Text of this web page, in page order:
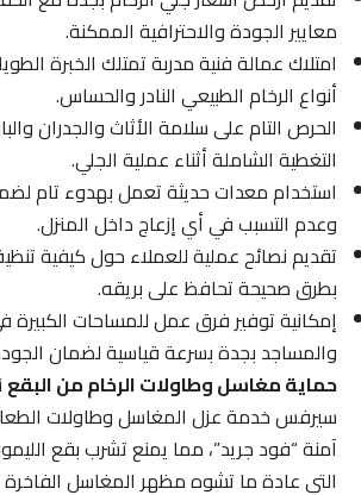
معايير الجودة والاحترافية الممكنة.
امتلاك عمالة فنية مدربة تمتلك الخبرة
أنواع الرخام الطبيعي النادر والحساس.
الحرص التام على سلامة الأثاث والجدران
التغطية الشاملة أثناء عملية الجلي.
استخدام معدات حديثة تعمل بهدوء تام لضمان
وعدم التسبب في أي إزعاج داخل المنزل.
تقديم نصائح عملية للعملاء حول كيفية تنظيف
بطرق صحيحة تحافظ على بريقه.
إمكانية توفير فرق عمل للمساحات الكبيرة في
والمساجد بجدة بسرعة قياسية لضمان الجودة.
حماية مغاسل وطاولات الرخام من البقع
سيرفس خدمة عزل المغاسل وطاولات الطعام
آمنة “فود جريد”، مما يمنع تشرب بقع الليمون
التي عادة ما تشوه مظهر المغاسل الفاخرة